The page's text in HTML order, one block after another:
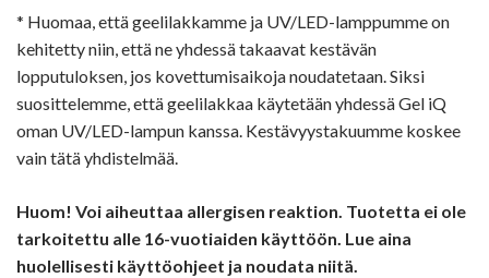
* Huomaa, että geelilakkamme ja UV/LED-lamppumme on
kehitetty niin, että ne yhdessä takaavat kestävän
lopputuloksen, jos kovettumisaikoja noudatetaan. Siksi
suosittelemme, että geelilakkaa käytetään yhdessä Gel iQ
oman UV/LED-lampun kanssa. Kestävyystakuumme koskee
vain tätä yhdistelmää.
Huom! Voi aiheuttaa allergisen reaktion. Tuotetta ei ole
tarkoitettu alle 16-vuotiaiden käyttöön. Lue aina
huolellisesti käyttöohjeet ja noudata niitä.